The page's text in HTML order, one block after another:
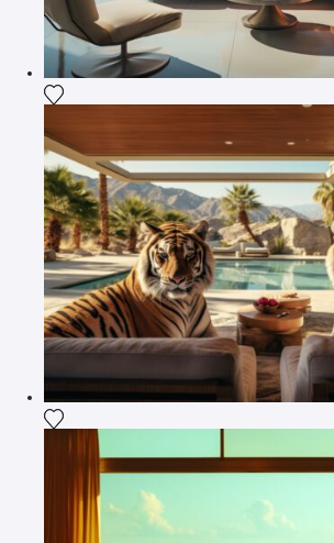
Fügen Sie das Foto meiner
Fügen Sie das Foto meiner